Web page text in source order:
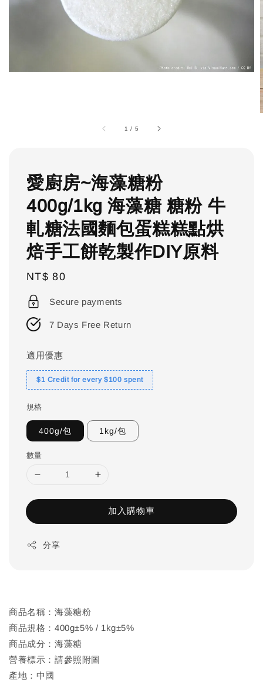
1 / 5
愛廚房~海藻糖粉
400g/1kg 海藻糖 糖粉 牛
軋糖法國麵包蛋糕糕點烘
焙手工餅乾製作DIY原料
Regular
price
NT$ 80
Secure payments
7 Days Free Return
適用優惠
$1 Credit for every $100 spent
規格
400g/包 1kg/包
數量
加入購物車
分享
商品名稱：海藻糖粉
商品規格：400g±5% / 1kg±5%
商品成分：海藻糖
營養標示：請參照附圖
產地：中國